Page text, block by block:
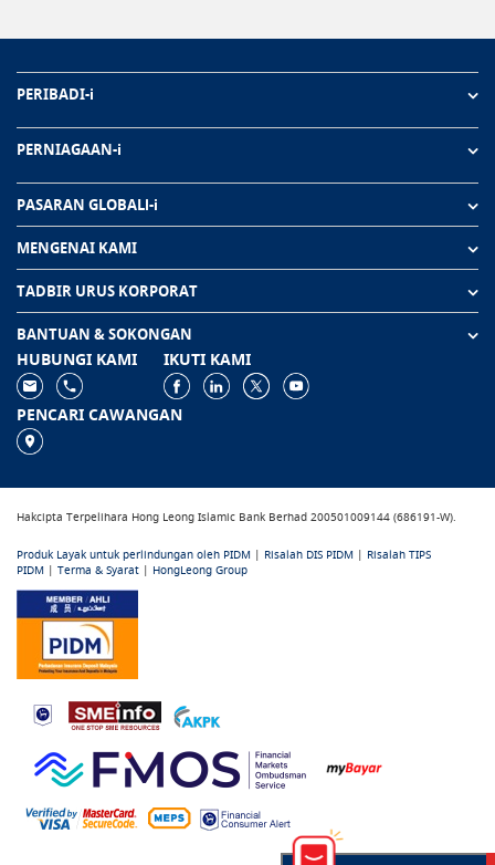
PERIBADI-i
PERNIAGAAN-i
PASARAN GLOBALl-i
MENGENAI KAMI
TADBIR URUS KORPORAT
BANTUAN & SOKONGAN
HUBUNGI KAMI IKUTI KAMI
PENCARI CAWANGAN
Hakcipta Terpelihara Hong Leong Islamic Bank Berhad 200501009144 (686191-W).
Produk Layak untuk perlindungan oleh PIDM | Risalah DIS PIDM | Risalah TIPS
PIDM | Terma & Syarat | HongLeong Group